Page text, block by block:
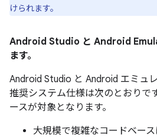
けられます。
Android Studio と Android
ます。
Android Studio と Android エミュ
推奨システム仕様は次のとおりで
ースが対象となります。
大規模で複雑なコードベー